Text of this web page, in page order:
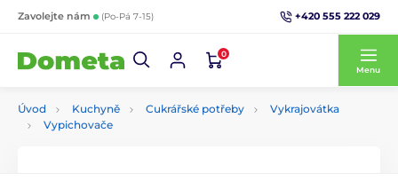
Zavolejte nám (Po-Pá 7-15) +420 555 222 029
0
Menu
Úvod Kuchyně Cukrářské potřeby
Vykrajovátka
Vypichovače